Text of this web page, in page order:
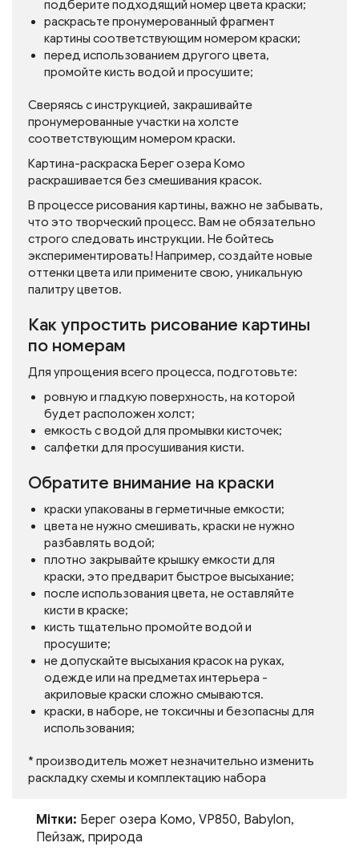
подберите подходящий номер цвета краски;
раскрасьте пронумерованный фрагмент
картины соответствующим номером краски;
перед использованием другого цвета,
промойте кисть водой и просушите;
Сверяясь с инструкцией, закрашивайте
пронумерованные участки на холсте
соответствующим номером краски.
Картина-раскраска Берег озера Комо
раскрашивается без смешивания красок.
В процессе рисования картины, важно не забывать,
что это творческий процесс. Вам не обязательно
строго следовать инструкции. Не бойтесь
экспериментировать! Например, создайте новые
оттенки цвета или примените свою, уникальную
палитру цветов.
Как упростить рисование картины
по номерам
Для упрощения всего процесса, подготовьте:
ровную и гладкую поверхность, на которой
будет расположен холст;
емкость с водой для промывки кисточек;
салфетки для просушивания кисти.
Обратите внимание на краски
краски упакованы в герметичные емкости;
цвета не нужно смешивать, краски не нужно
разбавлять водой;
плотно закрывайте крышку емкости для
краски, это предварит быстрое высыхание;
после использования цвета, не оставляйте
кисти в краске;
кисть тщательно промойте водой и
просушите;
не допускайте высыхания красок на руках,
одежде или на предметах интерьера -
акриловые краски сложно смываются.
краски, в наборе, не токсичны и безопасны для
использования;
* производитель может незначительно изменить
раскладку схемы и комплектацию набора
Мітки: Берег озера Комо, VP850, Babylon,
Пейзаж, природа